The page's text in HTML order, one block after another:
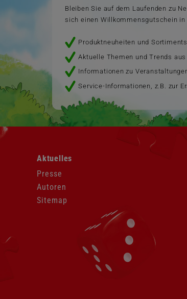
Bleiben Sie auf dem Laufenden zu
sich einen Willkommensgutschein in
Produktneuheiten und
Aktuelle Themen und Trends
Informationen zu
Service-Informationen, z.B. zur
überspringen
Aktuelles
Presse
Autoren
Sitemap